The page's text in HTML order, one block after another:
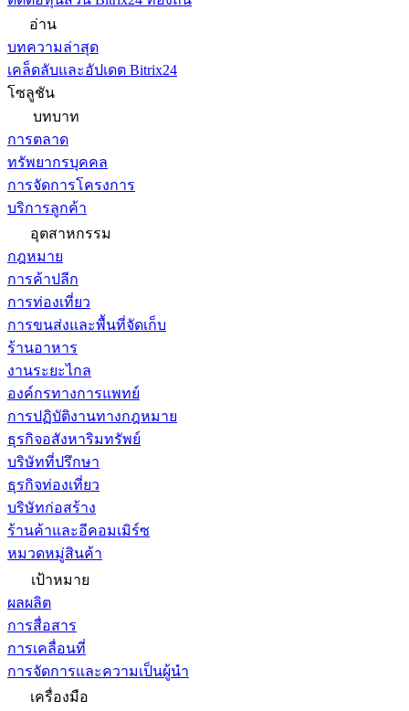
อ่าน
บทความล่าสุด
เคล็ดลับและอัปเดต Bitrix24
โซลูชัน
บทบาท
การตลาด
ทรัพยากรบุคคล
การจัดการโครงการ
บริการลูกค้า
อุตสาหกรรม
กฎหมาย
การค้าปลีก
การท่องเที่ยว
การขนส่งและพื้นที่จัดเก็บ
ร้านอาหาร
งานระยะไกล
องค์กรทางการแพทย์
การปฏิบัติงานทางกฎหมาย
ธุรกิจอสังหาริมทรัพย์
บริษัทที่ปรึกษา
ธุรกิจท่องเที่ยว
บริษัทก่อสร้าง
ร้านค้าและอีคอมเมิร์ซ
หมวดหมู่สินค้า
เป้าหมาย
ผลผลิต
การสื่อสาร
การเคลื่อนที่
การจัดการและความเป็นผู้นำ
เครื่องมือ